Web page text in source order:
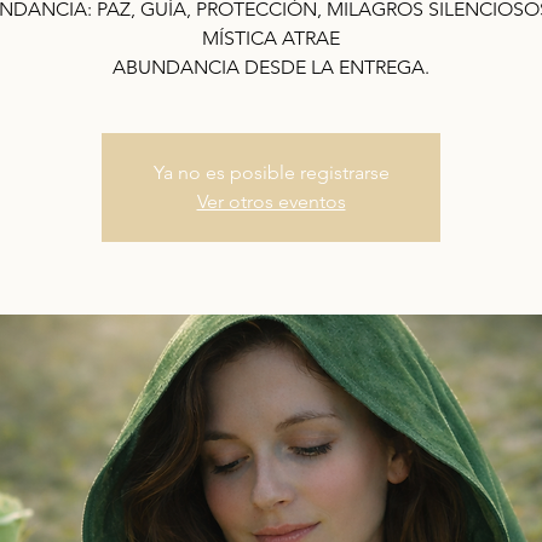
PAZ, GUÍA, PROTECCIÓN, MILAGROS
MÍSTICA ATRAE
Ya no es posible registrarse
Ver otros eventos